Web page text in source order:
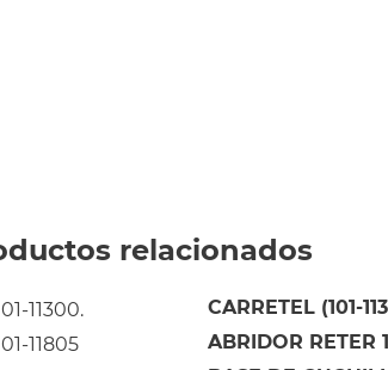
relacionados
11300. CARRETEL (101-
11805
ABRIDOR RETER